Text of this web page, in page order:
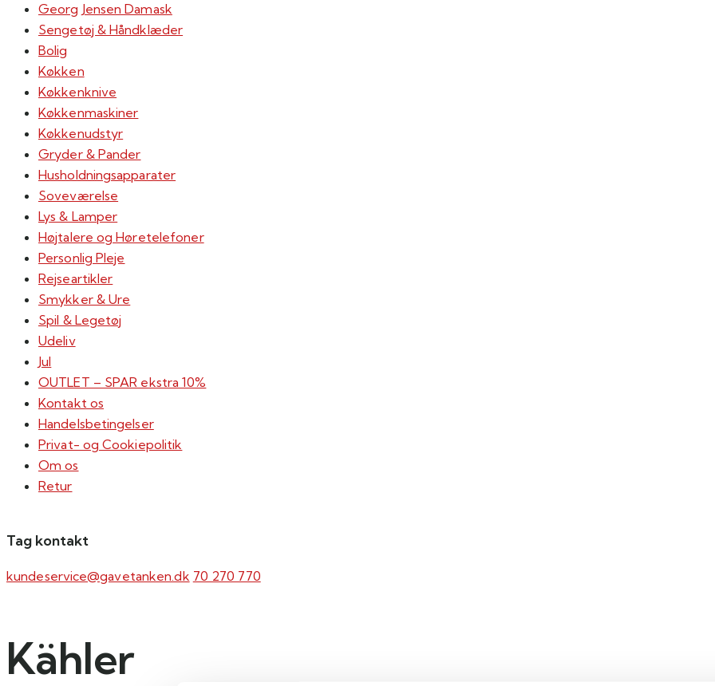
Georg Jensen Damask
Sengetøj & Håndklæder
Bolig
Køkken
Køkkenknive
Køkkenmaskiner
Køkkenudstyr
Gryder & Pander
Husholdningsapparater
Soveværelse
Lys & Lamper
Højtalere og Høretelefoner
Personlig Pleje
Rejseartikler
Smykker & Ure
Spil & Legetøj
Udeliv
Jul
OUTLET – SPAR ekstra 10%
Kontakt os
Handelsbetingelser
Privat- og Cookiepolitik
Om os
Retur
Tag kontakt
kundeservice@gavetanken.dk 70 270 770
Kähler